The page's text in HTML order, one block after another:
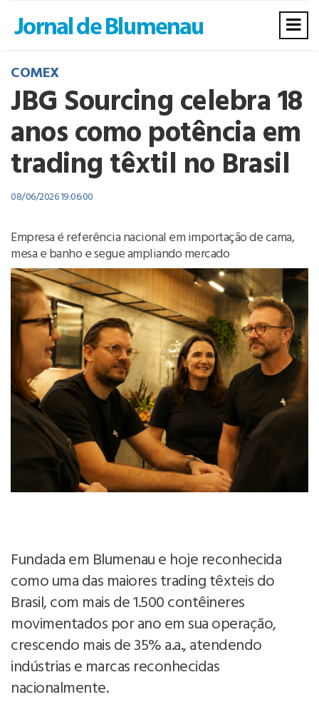
COMEX
JBG Sourcing celebra 18
anos como potência em
trading têxtil no Brasil
08/06/2026 19:06:00
Empresa é referência nacional em importação de cama,
mesa e banho e segue ampliando mercado
Fundada em Blumenau e hoje reconhecida
como uma das maiores trading têxteis do
Brasil, com mais de 1.500 contêineres
movimentados por ano em sua operação,
crescendo mais de 35% a.a., atendendo
indústrias e marcas reconhecidas
nacionalmente.